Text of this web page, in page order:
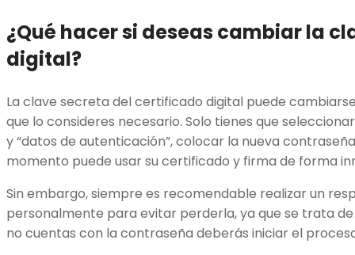
¿Qué hacer si deseas cambiar la
digital?
La clave secreta del certificado digital puede
que lo consideres necesario. Solo tienes que
y “datos de autenticación”, colocar la nueva
momento puede usar su certificado y firma de forma
Sin embargo, siempre es recomendable realizar un
personalmente para evitar perderla, ya que se trata
no cuentas con la contraseña deberás iniciar el